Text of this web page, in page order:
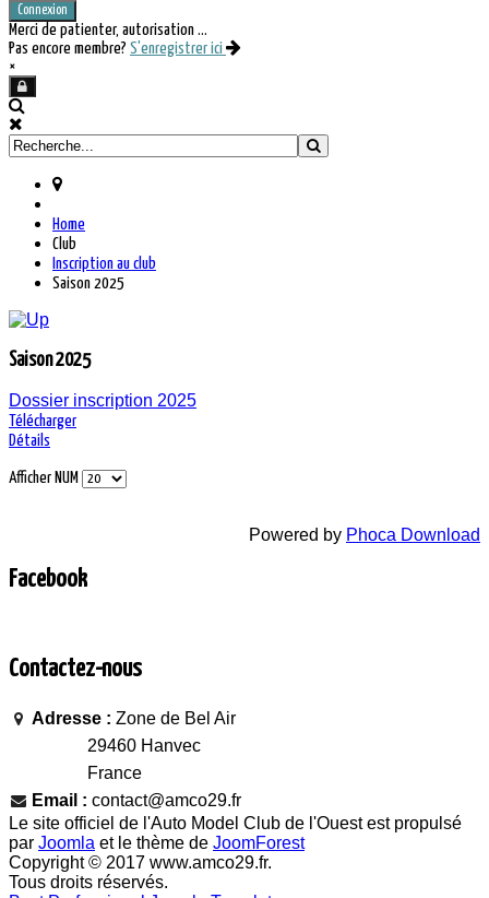
Connexion
Merci de patienter, autorisation ...
Pas encore membre? S'enregistrer ici
×
Home
Club
Inscription au club
Saison 2025
Saison 2025
Dossier inscription 2025
Télécharger
Détails
Afficher NUM
Powered by Phoca Download
Facebook
Contactez-nous
Adresse : Zone de Bel Air
29460 Hanvec
France
Email : contact@amco29.fr
Le site officiel de l'Auto Model Club de l'Ouest est propulsé
par Joomla et le thème de JoomForest
Copyright © 2017 www.amco29.fr.
Tous droits réservés.